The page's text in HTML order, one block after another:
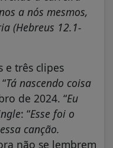
a nós mesmos,
(Hebreus 12.1-
e três clipes
Tá nascendo coisa
de 2024. “Eu
: “Esse foi o
canção.
não se lembrem